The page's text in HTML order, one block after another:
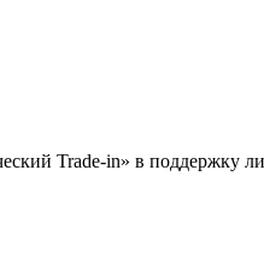
Trade-in» в поддержку